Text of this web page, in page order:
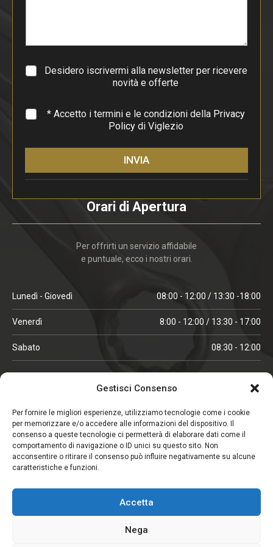
Gestisci Consenso
Per fornire le migliori esperienze, utilizziamo tecnologie come i cookie
per memorizzare e/o accedere alle informazioni del dispositivo. Il
consenso a queste tecnologie ci permetterà di elaborare dati come il
comportamento di navigazione o ID unici su questo sito. Non
acconsentire o ritirare il consenso può influire negativamente su alcune
caratteristiche e funzioni.
Accetta
Nega
g
a
f
Desidero iscrivermi alla newsletter per ricevere
novità e offerte
* * Accetto i termini e le condizioni della Privacy
Policydi Viglezio
INVIA
Orari di Apertura
Per offrirti un servizio affidabile
e puntuale, ecco i nostri orari.
Lunedì - Giovedì 08:00 - 12:00 / 13:30 -18:00
Venerdì 8:00 - 12:00 / 13:30 - 17:00
Sabato 08:30 - 12:00
ORARI IN ALTA STAGIONE
Lunedì - Venerdì 08:00 - 12:00 / 13:30 -18:00
Sabato 08:00 - 12:00
CHIUSO IL SABATO
(gennaio, febbraio, agosto, settembre)